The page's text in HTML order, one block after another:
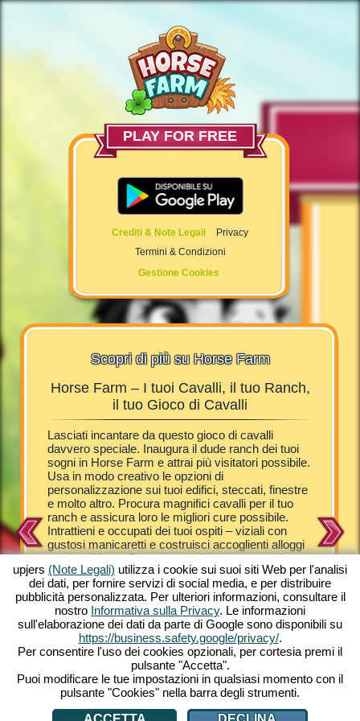
PLAY FOR FREE
Crediti & Note Legali
Privacy
Termini & Condizioni
Gestione Cookies
Scopri di più su Horse Farm
dai
PC a
–
ranch
Horse Farm – I tuoi Cavalli, il tuo Ranch,
il tuo Gioco di Cavalli
Lasciati incantare da questo gioco di cavalli
davvero speciale. Inaugura il dude ranch dei tuoi
sogni in Horse Farm e attrai più visitatori possibile.
Usa in modo creativo le opzioni di
personalizzazione sui tuoi edifici, steccati, finestre
e molto altro. Procura magnifici cavalli per il tuo
ranch e assicura loro le migliori cure possibile.
Intrattieni e occupati dei tuoi ospiti – viziali con
gustosi manicaretti e costruisci accoglienti alloggi
per loro. Horse Farm ti porterà in uno scenario
campestre da sogno. Amorevolmente illustrato con
una grafica da cartone animato, Horse Farm
presenta infinite straordinarie esperienze. Riempi il
tuo ranch con una grande varietà di cavalli e pony.
Prova gratuitamente questo gioco online unico
dalla comodità del tuo PC. Gioca subito!
giorno
varietà
e Arabi
Pony
farli
tua
è
di
internet
upjers (Note Legali) utilizza i cookie sui suoi siti Web per l'analisi
dei dati, per fornire servizi di social media, e per distribuire
pubblicità personalizzata. Per ulteriori informazioni, consultare il
nostro Informativa sulla Privacy. Le informazioni
sull'elaborazione dei dati da parte di Google sono disponibili su
https://business.safety.google/privacy/.
Per consentire l'uso dei cookies opzionali, per cortesia premi il
pulsante "Accetta".
Puoi modificare le tue impostazioni in qualsiasi momento con il
pulsante "Cookies" nella barra degli strumenti.